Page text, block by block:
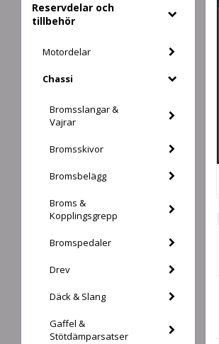
Reservdelar och
tillbehör
Motordelar
Chassi
Bromsslangar &
Vajrar
Bromsskivor
Bromsbelägg
Broms &
Kopplingsgrepp
Bromspedaler
Drev
Däck & Slang
Gaffel &
Stötdämparsatser